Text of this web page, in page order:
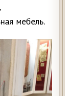
мебель.